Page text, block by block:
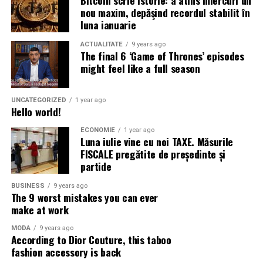
nou maxim, depăşind recordul stabilit în
luna ianuarie
ACTUALITATE 9 years ago
The final 6 ‘Game of Thrones’ episodes
might feel like a full season
UNCATEGORIZED 1 year ago
Hello world!
ECONOMIE 1 year ago
Luna iulie vine cu noi TAXE. Măsurile
FISCALE pregătite de președinte și
partide
BUSINESS 9 years ago
The 9 worst mistakes you can ever
make at work
MODA 9 years ago
According to Dior Couture, this taboo
fashion accessory is back